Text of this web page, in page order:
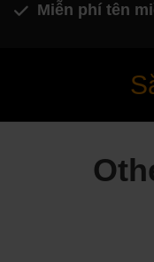
Miễn phí tên